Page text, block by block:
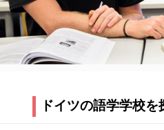
ドイツの語学学校を